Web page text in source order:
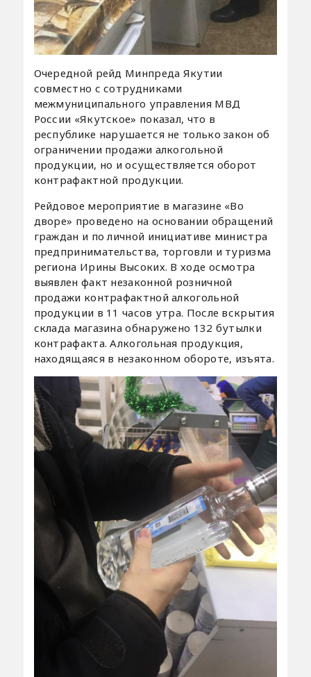
Очередной рейд Минпреда Якутии
совместно с сотрудниками
межмуниципального управления МВД
России «Якутское» показал, что в
республике нарушается не только закон об
ограничении продажи алкогольной
продукции, но и осуществляется оборот
контрафактной продукции.
Рейдовое мероприятие в магазине «Во
дворе» проведено на основании обращений
граждан и по личной инициативе министра
предпринимательства, торговли и туризма
региона Ирины Высоких. В ходе осмотра
выявлен факт незаконной розничной
продажи контрафактной алкогольной
продукции в 11 часов утра. После вскрытия
склада магазина обнаружено 132 бутылки
контрафакта. Алкогольная продукция,
находящаяся в незаконном обороте, изъята.